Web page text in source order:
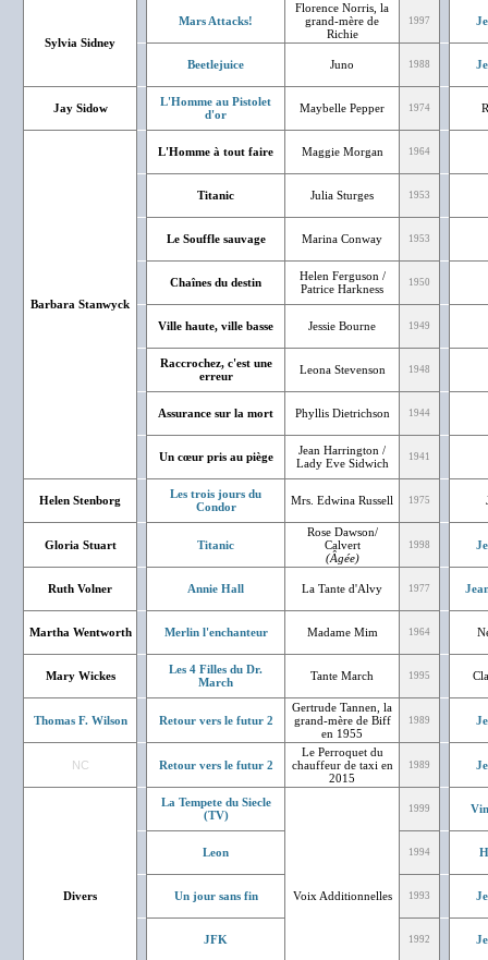
Sylvia Sidney
Mars Attacks!
Florence Norris, la
grand-mère de
Richie
1997
Beetlejuice Juno 1988
Jay Sidow
L'Homme au Pistolet
d'or
Maybelle Pepper 1974
Barbara Stanwyck
L'Homme à tout faire Maggie Morgan 1964
Titanic Julia Sturges 1953
Le Souffle sauvage Marina Conway 1953
Chaînes du destin
Helen Ferguson /
Patrice Harkness
1950
Ville haute, ville basse Jessie Bourne 1949
Raccrochez, c'est une
erreur
Leona Stevenson 1948
Assurance sur la mort Phyllis Dietrichson 1944
Un cœur pris au piège
Jean Harrington /
Lady Eve Sidwich
1941
Helen Stenborg
Les trois jours du
Condor
Mrs. Edwina Russell 1975
Gloria Stuart Titanic
Rose Dawson/
Calvert
(Âgée)
1998
Ruth Volner Annie Hall La Tante d'Alvy 1977
Martha Wentworth Merlin l'enchanteur Madame Mim 1964
Mary Wickes
Les 4 Filles du Dr.
March
Tante March 1995
Thomas F. Wilson Retour vers le futur 2
Gertrude Tannen, la
grand-mère de Biff
en 1955
1989
NC Retour vers le futur 2
Le Perroquet du
chauffeur de taxi en
2015
1989
Divers
La Tempete du Siecle
(TV)
Voix Additionnelles
1999
Leon 1994
Un jour sans fin 1993
JFK 1992